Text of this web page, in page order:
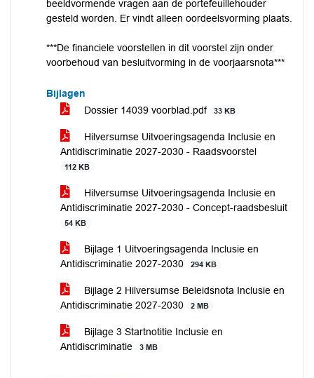
beeldvormende vragen aan de portefeuillehouder
gesteld worden. Er vindt alleen oordeelsvorming plaats.
***De financiele voorstellen in dit voorstel zijn onder
voorbehoud van besluitvorming in de voorjaarsnota***
Bijlagen
Dossier 14039 voorblad.pdf
33 KB
Hilversumse Uitvoeringsagenda Inclusie en
Antidiscriminatie 2027-2030 - Raadsvoorstel
112 KB
Hilversumse Uitvoeringsagenda Inclusie en
Antidiscriminatie 2027-2030 - Concept-raadsbesluit
54 KB
Bijlage 1 Uitvoeringsagenda Inclusie en
Antidiscriminatie 2027-2030
294 KB
Bijlage 2 Hilversumse Beleidsnota Inclusie en
Antidiscriminatie 2027-2030
2 MB
Bijlage 3 Startnotitie Inclusie en
Antidiscriminatie
3 MB